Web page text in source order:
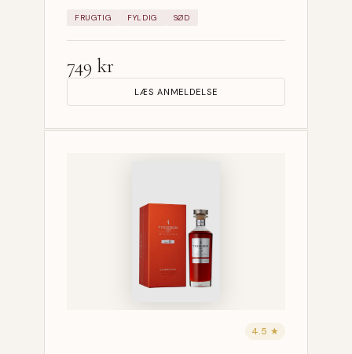
FRUGTIG FYLDIG SØD
749 kr
LÆS ANMELDELSE
4.5 ★